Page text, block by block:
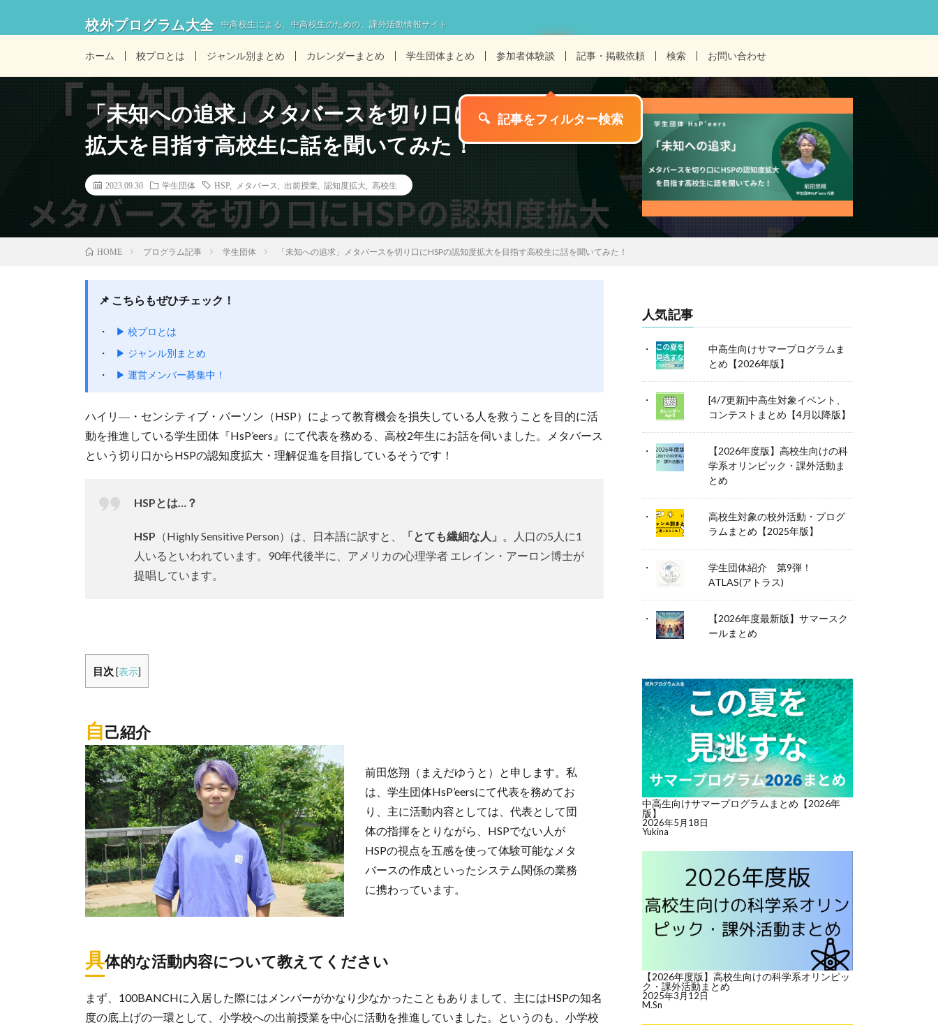
校外プログラム大全 中高校生による、中高校生のための、課外活動情報サイト
ホーム 校プロとは ジャンル別まとめ カレンダーまとめ 学生団体まとめ 参加者体験談 記事・掲載依頼 検索 お問い合わせ
「未知への追求」メタバースを切り口にHSPの認知度
拡大を目指す高校生に話を聞いてみた！
2023.09.30 学生団体 HSP メタバース 出前授業 認知度拡大 高校生
HOME プログラム記事 学生団体 「未知への追求」メタバースを切り口にHSPの認知度拡大を目指す高校生に話を聞いてみた！
📌 こちらもぜひチェック！
▶ 校プロとは
▶ ジャンル別まとめ
▶ 運営メンバー募集中！
ハイリ―・センシティブ・パーソン（HSP）によって教育機会を損失している人を救うことを目的に活
動を推進している学生団体『HsP’eers』にて代表を務める、高校2年生にお話を伺いました。メタバース
という切り口からHSPの認知度拡大・理解促進を目指しているそうです！
HSPとは…？
HSP （Highly Sensitive Person）は、日本語に訳すと、 「とても繊細な人」 。人口の5人に1
人いるといわれています。90年代後半に、アメリカの心理学者 エレイン・アーロン博士が
提唱しています。
目次 [表示]
自己紹介
前田悠翔（まえだゆうと）と申します。私
は、学生団体HsP’eersにて代表を務めてお
り、主に活動内容としては、代表として団
体の指揮をとりながら、HSPでない人が
HSPの視点を五感を使って体験可能なメタ
バースの作成といったシステム関係の業務
に携わっています。
具体的な活動内容について教えてください
まず、100BANCHに入居した際にはメンバーがかなり少なかったこともありまして、主にはHSPの知名
度の底上げの一環として、小学校への出前授業を中心に活動を推進していました。というのも、小学校
人気記事
中高生向けサマープログラムま
とめ【2026年版】
[4/7更新]中高生対象イベント、
コンテストまとめ【4月以降版】
【2026年度版】高校生向けの科
学系オリンピック・課外活動ま
とめ
高校生対象の校外活動・プログ
ラムまとめ【2025年版】
学生団体紹介 第9弾！
ATLAS(アトラス)
【2026年度最新版】サマースク
ールまとめ
中高生向けサマープログラムまとめ【2026年
版】
2026年5月18日
Yukina
【2026年度版】高校生向けの科学系オリンピッ
ク・課外活動まとめ
2025年3月12日
M.Sn